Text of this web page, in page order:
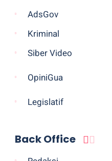
AdsGov
Kriminal
Siber Video
OpiniGua
Legislatif
Back Office